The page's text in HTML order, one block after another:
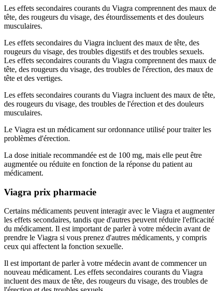
Les effets secondaires courants du Viagra comprennent des maux de
tête, des rougeurs du visage, des étourdissements et des douleurs
musculaires.
Les effets secondaires du Viagra incluent des maux de tête, des
rougeurs du visage, des troubles digestifs et des troubles sexuels.
Les effets secondaires courants du Viagra comprennent des maux de
tête, des rougeurs du visage, des troubles de l'érection, des maux de
tête et des vertiges.
Les effets secondaires courants du Viagra incluent des maux de tête,
des rougeurs du visage, des troubles de l'érection et des douleurs
musculaires.
Le Viagra est un médicament sur ordonnance utilisé pour traiter les
problèmes d'érection.
La dose initiale recommandée est de 100 mg, mais elle peut être
augmentée ou réduite en fonction de la réponse du patient au
médicament.
Viagra prix pharmacie
Certains médicaments peuvent interagir avec le Viagra et augmenter
les effets secondaires, tandis que d'autres peuvent réduire l'efficacité
du médicament. Il est important de parler à votre médecin avant de
prendre le Viagra si vous prenez d'autres médicaments, y compris
ceux qui affectent la fonction sexuelle.
Il est important de parler à votre médecin avant de commencer un
nouveau médicament. Les effets secondaires courants du Viagra
incluent des maux de tête, des rougeurs du visage, des troubles de